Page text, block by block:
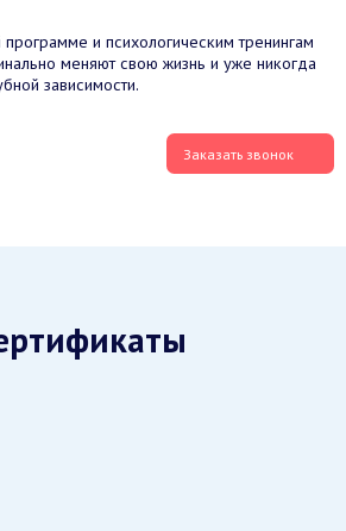
и психологическим тренингам
меняют свою жизнь и уже никогда
зависимости.
Заказать звонок